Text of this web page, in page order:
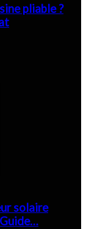
pliable ?
solaire